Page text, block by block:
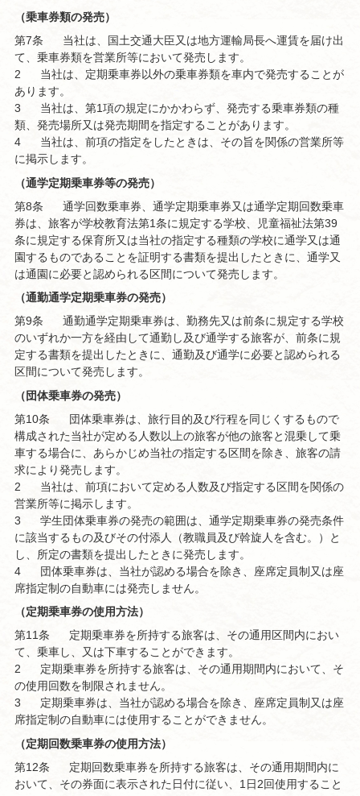
（乗車券類の発売）
第7条
当社は、国土交通大臣又は地方運輸局長へ運賃を届け出
て、乗車券類を営業所等において発売します。
2
当社は、定期乗車券以外の乗車券類を車内で発売することが
あります。
3
当社は、第1項の規定にかかわらず、発売する乗車券類の種
類、発売場所又は発売期間を指定することがあります。
4
当社は、前項の指定をしたときは、その旨を関係の営業所等
に掲示します。
（通学定期乗車券等の発売）
第8条
通学回数乗車券、通学定期乗車券又は通学定期回数乗車
券は、旅客が学校教育法第1条に規定する学校、児童福祉法第39
条に規定する保育所又は当社の指定する種類の学校に通学又は通
園するものであることを証明する書類を提出したときに、通学又
は通園に必要と認められる区間について発売します。
（通勤通学定期乗車券の発売）
第9条
通勤通学定期乗車券は、勤務先又は前条に規定する学校
のいずれか一方を経由して通勤し及び通学する旅客が、前条に規
定する書類を提出したときに、通勤及び通学に必要と認められる
区間について発売します。
（団体乗車券の発売）
第10条
団体乗車券は、旅行目的及び行程を同じくするもので
構成された当社が定める人数以上の旅客が他の旅客と混乗して乗
車する場合に、あらかじめ当社の指定する区間を除き、旅客の請
求により発売します。
2
当社は、前項において定める人数及び指定する区間を関係の
営業所等に掲示します。
3
学生団体乗車券の発売の範囲は、通学定期乗車券の発売条件
に該当するもの及びその付添人（教職員及び斡旋人を含む。）と
し、所定の書類を提出したときに発売します。
4
団体乗車券は、当社が認める場合を除き、座席定員制又は座
席指定制の自動車には発売しません。
（定期乗車券の使用方法）
第11条
定期乗車券を所持する旅客は、その通用区間内におい
て、乗車し、又は下車することができます。
2
定期乗車券を所持する旅客は、その通用期間内において、そ
の使用回数を制限されません。
3
定期乗車券は、当社が認める場合を除き、座席定員制又は座
席指定制の自動車には使用することができません。
（定期回数乗車券の使用方法）
第12条
定期回数乗車券を所持する旅客は、その通用期間内に
おいて、その券面に表示された日付に従い、1日2回使用すること